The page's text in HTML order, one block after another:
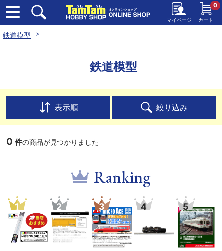
マイページ カート
0
鉄道模型
鉄道模型
表示順 絞り込み
0 件の商品が見つかりました
Ranking
1 2 3 4 5